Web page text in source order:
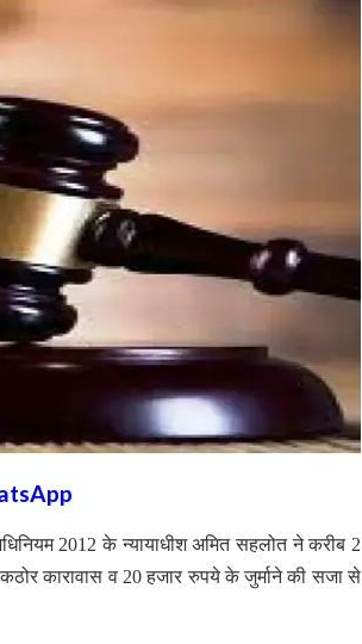
2012 के न्यायाधीश अमित सहलोत ने करीब 2
कारावास व 20 हजार रुपये के जुर्माने की सजा से